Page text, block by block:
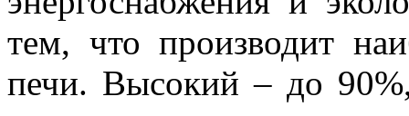
тем, что производит
печи. Высокий – до